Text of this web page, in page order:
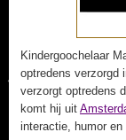
Kindergoochelaar
optredens verzorgd
verzorgt optredens
komt hij uit
interactie, humor en